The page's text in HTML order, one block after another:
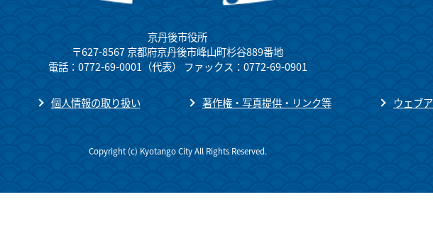
京丹後市役所
〒627-8567 京都府京丹後市峰山町杉谷889番地
電話：0772-69-0001（代表） ファックス：0772-69-0901
個人情報の取り扱い 著作権・写真提供・リンク等 ウェブ
Copyright (c) Kyotango City All Rights Reserved.